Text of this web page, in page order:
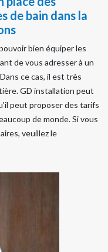
de bain dans la
bien équiper les
de vous adresser à un
ce cas, il est très
GD installation peut
peut proposer des tarifs
de monde. Si vous
veuillez le